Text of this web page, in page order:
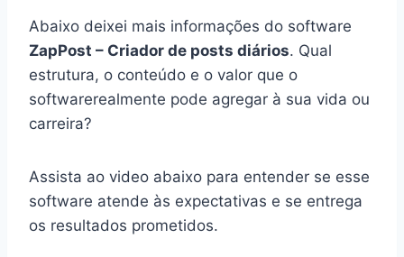
Abaixo deixei mais informações do software
ZapPost – Criador de posts diários. Qual
estrutura, o conteúdo e o valor que o
softwarerealmente pode agregar à sua vida ou
carreira?
Assista ao video abaixo para entender se esse
software atende às expectativas e se entrega
os resultados prometidos.